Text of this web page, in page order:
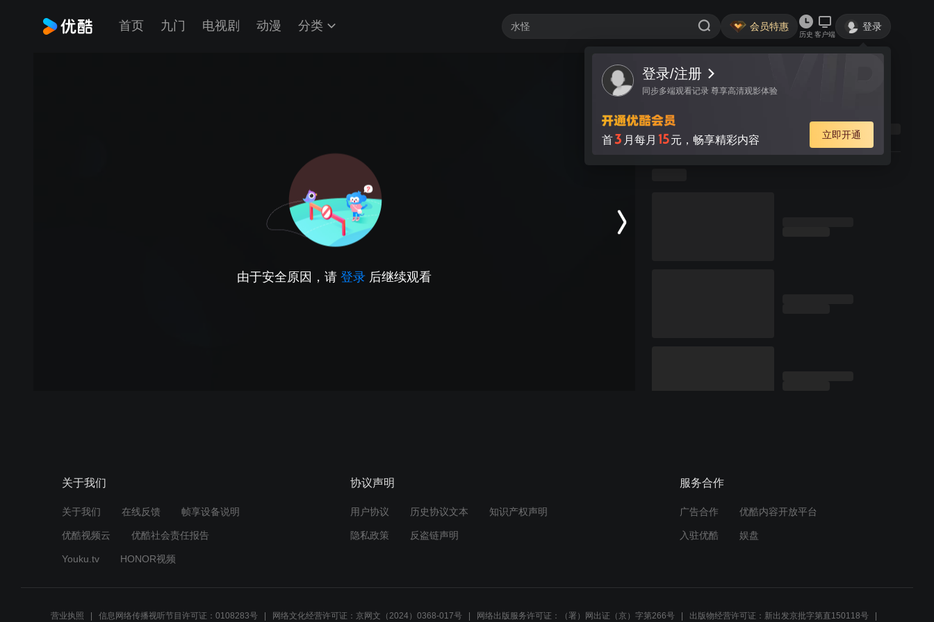
首页 九门 电视剧 动漫 分类 会员特惠
历史 客户端
登录
登录/注册
同步多端观看记录 尊享高清观影体验
首3 月每月 15元，畅享精彩内容 立即开通
由于安全原因，请 登录 后继续观看
关于我们
关于我们 在线反馈 帧享设备说明
优酷视频云 优酷社会责任报告
Youku.tv HONOR视频
协议声明
用户协议 历史协议文本 知识产权声明
隐私政策 反盗链声明
服务合作
广告合作 优酷内容开放平台
入驻优酷 娱盘
营业执照 信息网络传播视听节目许可证：0108283号 网络文化经营许可证：京网文（2024）0368-017号 网络出版服务许可证：（署）网出证（京）字第266号 出版物经营许可证：新出发京批字第直150118号